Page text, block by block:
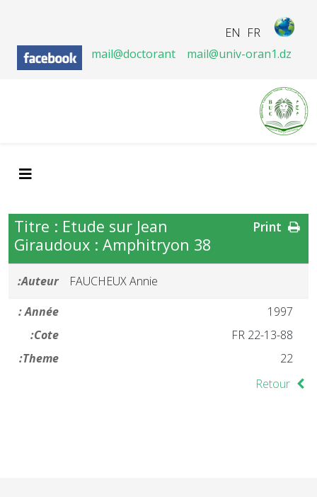
FR
EN
mail@doctorant
mail@univ-oran1.dz
Titre : Etude sur Jean
Giraudoux : Amphitryon 38
Auteur:
FAUCHEUX Annie
Année :
1997
Cote:
FR 22-13-88
Theme:
22
Retour